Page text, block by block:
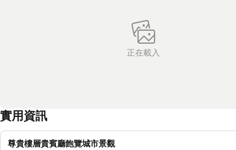
正在載入
實用資訊
尊貴樓層貴賓廳飽覽城市景觀